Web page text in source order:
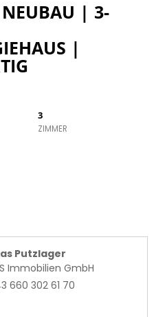
NEUBAU | 3-
|
3
ZIMMER
Putzlager
Immobilien GmbH
660 302 61 70